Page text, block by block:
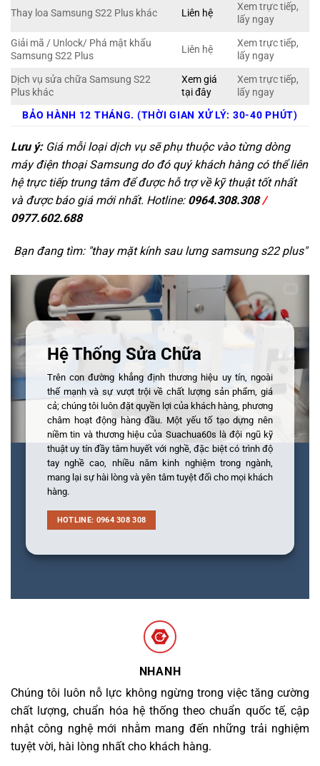
Thay loa Samsung S22 Plus khác Liên hệ
Xem trực tiếp,
lấy ngay
Giải mã / Unlock/ Phá mật khẩu
Samsung S22 Plus
Liên hệ
Xem trực tiếp,
lấy ngay
Dịch vụ sửa chữa Samsung S22
Plus khác
Xem giá
tại đây
Xem trực tiếp,
lấy ngay
BẢO HÀNH 12 THÁNG. (THỜI GIAN XỬ LÝ: 30-40 PHÚT)
Lưu ý:Giá mỗi loại dịch vụ sẽ phụ thuộc vào từng dòng
máy điện thoại Samsung do đó quý khách hàng có thể liên
hệ trực tiếp trung tâm để được hỗ trợ về kỹ thuật tốt nhất
và được báo giá mới nhất. Hotline: 0964.308.308/
0977.602.688
Bạn đang tìm: "thay mặt kính sau lưng samsung s22 plus"
Hệ Thống Sửa Chữa
Trên con đường khẳng định thương hiệu uy tín, ngoài
thế mạnh và sự vượt trội về chất lượng sản phẩm, giá
cả; chúng tôi luôn đặt quyền lợi của khách hàng, phương
châm hoạt động hàng đầu. Một yếu tố tạo dựng nên
niềm tin và thương hiệu của Suachua60s là đội ngũ kỹ
thuật uy tín đầy tâm huyết với nghề, đặc biệt có trình độ
tay nghề cao, nhiều năm kinh nghiệm trong ngành,
mang lại sự hài lòng và yên tâm tuyệt đối cho mọi khách
hàng.
HOTLINE: 0964 308 308
NHANH
Chúng tôi luôn nỗ lực không ngừng trong việc tăng cường
chất lượng, chuẩn hóa hệ thống theo chuẩn quốc tế, cập
nhật công nghệ mới nhằm mang đến những trải nghiệm
tuyệt vời, hài lòng nhất cho khách hàng.